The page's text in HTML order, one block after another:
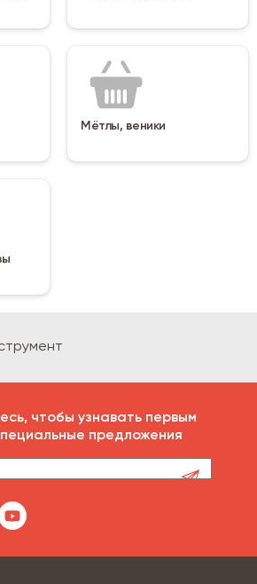
Мётлы, веники
чтобы узнавать первым
предложения